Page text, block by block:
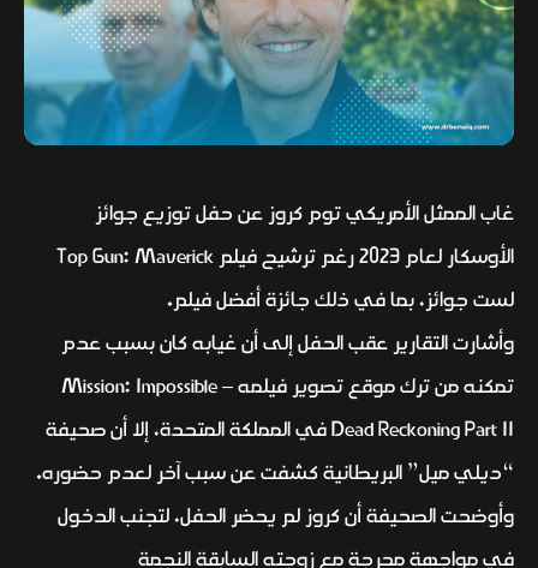
غاب الممثل الأمريكي توم كروز عن حفل توزيع جوائز
الأوسكار لعام 2023 رغم ترشيح فيلم Top Gun: Maverick
لست جوائز، بما في ذلك جائزة أفضل فيلم.
وأشارت التقارير عقب الحفل إلى أن غيابه كان بسبب عدم
تمكنه من ترك موقع تصوير فيلمه Mission: Impossible –
Dead Reckoning Part II في المملكة المتحدة، إلا أن صحيفة
“ديلي ميل” البريطانية كشفت عن سبب آخر لعدم حضوره.
وأوضحت الصحيفة أن كروز لم يحضر الحفل، لتجنب الدخول
في مواجهة محرجة مع زوجته السابقة النجمة